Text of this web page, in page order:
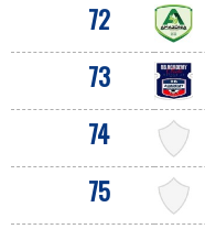
72
73
74
75